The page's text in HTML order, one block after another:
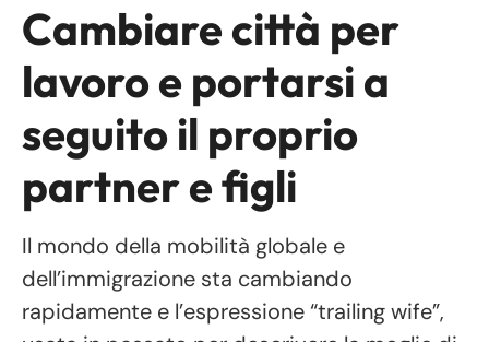
Cambiare città per
lavoro e portarsi a
seguito il proprio
partner e figli
Il mondo della mobilità globale e
dell’immigrazione sta cambiando
rapidamente e l’espressione “trailing wife”,